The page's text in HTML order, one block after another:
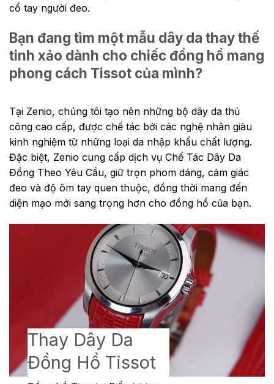
cổ tay người đeo.
Bạn đang tìm một mẫu dây da thay thế
tinh xảo dành cho chiếc đồng hồ mang
phong cách Tissot của mình?
Tại Zenio, chúng tôi tạo nên những bộ dây da thủ
công cao cấp, được chế tác bởi các nghệ nhân giàu
kinh nghiệm từ những loại da nhập khẩu chất lượng.
Đặc biệt, Zenio cung cấp dịch vụ Chế Tác Dây Da
Đồng Theo Yêu Cầu, giữ trọn phom dáng, cảm giác
đeo và độ ôm tay quen thuộc, đồng thời mang đến
diện mạo mới sang trọng hơn cho đồng hồ của bạn.
Thay Dây Da
Đồng Hồ Tissot